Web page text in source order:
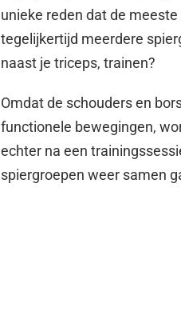
unieke reden dat de
tegelijkertijd meerdere
naast je triceps, trainen?
Omdat de schouders en
functionele bewegingen,
echter na een
spiergroepen weer samen